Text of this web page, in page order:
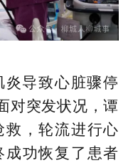
炎导致心脏骤停
对突发状况，谭
，轮流进行心
成功恢复了患者